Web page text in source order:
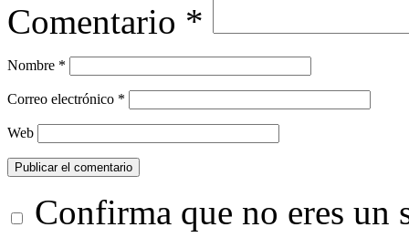
Comentario *
Nombre *
Correo electrónico *
Web
Confirma que no eres un